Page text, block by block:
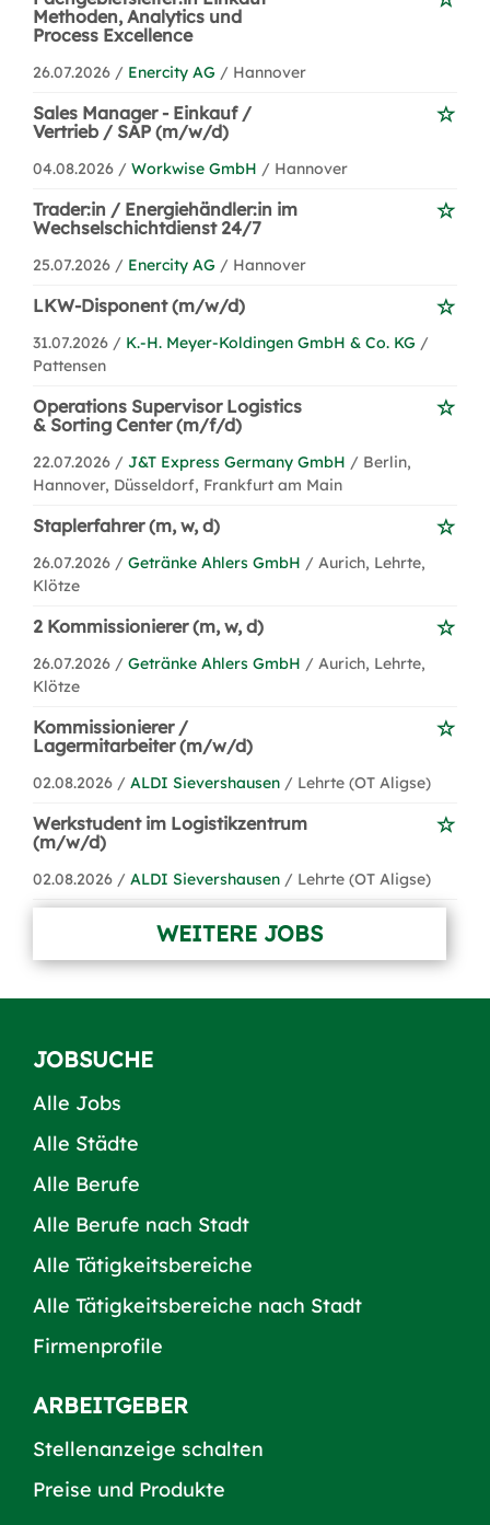
Methoden, Analytics und
Process Excellence
26.07.2026 / Enercity AG / Hannover
Sales Manager - Einkauf /
Vertrieb / SAP (m/w/d)
04.08.2026 / Workwise GmbH / Hannover
Trader:in / Energiehändler:in im
Wechselschichtdienst 24/7
25.07.2026 / Enercity AG / Hannover
LKW-Disponent (m/w/d)
31.07.2026 / K.-H. Meyer-Koldingen GmbH & Co. KG /
Pattensen
Operations Supervisor Logistics
& Sorting Center (m/f/d)
22.07.2026 / J&T Express Germany GmbH / Berlin,
Hannover, Düsseldorf, Frankfurt am Main
Staplerfahrer (m, w, d)
26.07.2026 / Getränke Ahlers GmbH / Aurich, Lehrte,
Klötze
2 Kommissionierer (m, w, d)
26.07.2026 / Getränke Ahlers GmbH / Aurich, Lehrte,
Klötze
Kommissionierer /
Lagermitarbeiter (m/w/d)
02.08.2026 / ALDI Sievershausen / Lehrte (OT Aligse)
Werkstudent im Logistikzentrum
(m/w/d)
02.08.2026 / ALDI Sievershausen / Lehrte (OT Aligse)
WEITERE JOBS
JOBSUCHE
Alle Jobs
Alle Städte
Alle Berufe
Alle Berufe nach Stadt
Alle Tätigkeitsbereiche
Alle Tätigkeitsbereiche nach Stadt
Firmenprofile
ARBEITGEBER
Stellenanzeige schalten
Preise und Produkte